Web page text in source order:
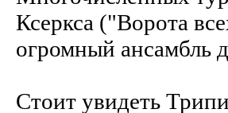
Ксеркса ("Ворота
огромный ансамбль
Стоит увидеть